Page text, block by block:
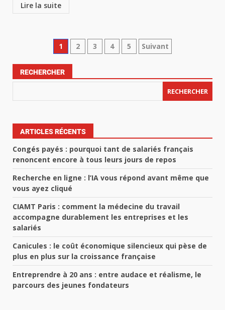
Lire la suite
1 2 3 4 5 Suivant
RECHERCHER
RECHERCHER
ARTICLES RÉCENTS
Congés payés : pourquoi tant de salariés français
renoncent encore à tous leurs jours de repos
Recherche en ligne : l’IA vous répond avant même que
vous ayez cliqué
CIAMT Paris : comment la médecine du travail
accompagne durablement les entreprises et les
salariés
Canicules : le coût économique silencieux qui pèse de
plus en plus sur la croissance française
Entreprendre à 20 ans : entre audace et réalisme, le
parcours des jeunes fondateurs